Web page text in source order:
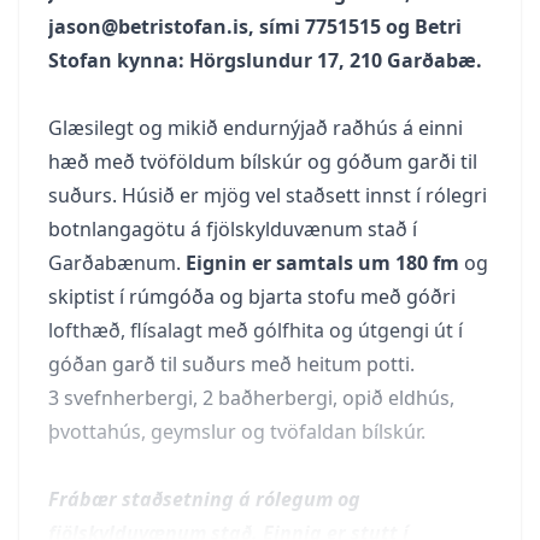
jason@betristofan.is, sími 7751515 og Betri
Stofan kynna: Hörgslundur 17, 210 Garðabæ.
Glæsilegt og mikið endurnýjað raðhús á einni
hæð með tvöföldum bílskúr og góðum garði til
suðurs. Húsið er mjög vel staðsett innst í rólegri
botnlangagötu á fjölskylduvænum stað í
Garðabænum. Eignin er samtals um 180 fm og
skiptist í rúmgóða og bjarta stofu með góðri
lofthæð, flísalagt með gólfhita og útgengi út í
góðan garð til suðurs með heitum potti.
3 svefnherbergi, 2 baðherbergi, opið eldhús,
þvottahús, geymslur og tvöfaldan bílskúr.
Frábær staðsetning á rólegum og